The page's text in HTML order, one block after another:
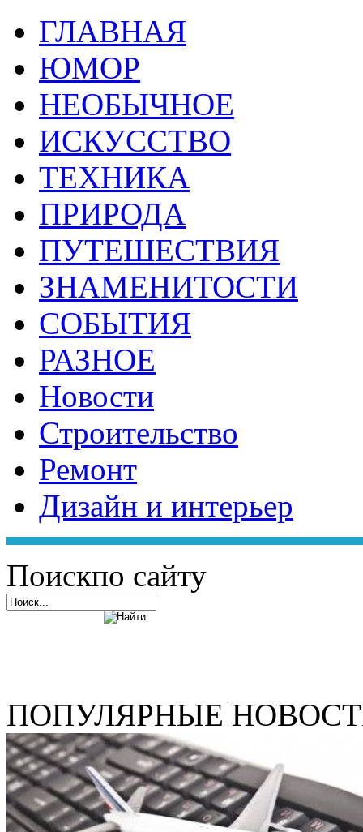
ГЛАВНАЯ
ЮМОР
НЕОБЫЧНОЕ
ИСКУССТВО
ТЕХНИКА
ПРИРОДА
ПУТЕШЕСТВИЯ
ЗНАМЕНИТОСТИ
СОБЫТИЯ
РАЗНОЕ
Новости
Строительство
Ремонт
Дизайн и интерьер
Поискпо сайту
ПОПУЛЯРНЫЕ